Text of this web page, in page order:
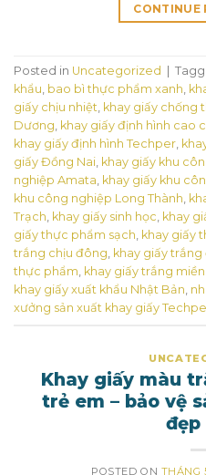
CONTINUE
Posted in Uncategorized
khẩu, bao bì thực phẩm xanh,
giấy chịu nhiệt, khay giấy chống
Dương, khay giấy định hình cao
khay giấy định hình Techper,
giấy Đồng Nai, khay giấy khu
nghiệp Amata, khay giấy khu
khu công nghiệp Long Thành,
Trạch, khay giấy sinh học, khay
giấy thực phẩm sạch, khay giấy
trắng chịu đông, khay giấy trắng
thực phẩm, khay giấy trắng
khay giấy xuất khẩu Nhật Bản,
xưởng sản xuất khay giấy
Khay giấy màu
trẻ em – bảo vệ
đẹp
POSTED ON THÁNG